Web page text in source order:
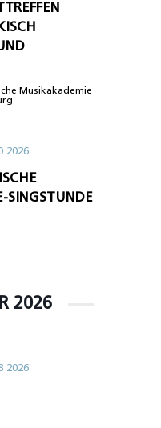
Musikakademie
2026
SINGSTUNDE
2026
2026